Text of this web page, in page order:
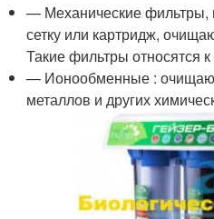
— Механические фильтры,
сетку или картридж,
Такие фильтры относятся
— Ионообменные :
металлов и других